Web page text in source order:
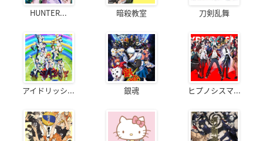
HUNTER... 暗殺教室 刀剣乱舞
アイドリッシ... 銀魂 ヒプノシスマ...